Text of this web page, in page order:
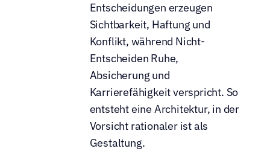
Entscheidungen erzeugen
Sichtbarkeit, Haftung und
Konflikt, während Nicht-
Entscheiden Ruhe,
Absicherung und
Karrierefähigkeit verspricht. So
entsteht eine Architektur, in der
Vorsicht rationaler ist als
Gestaltung.